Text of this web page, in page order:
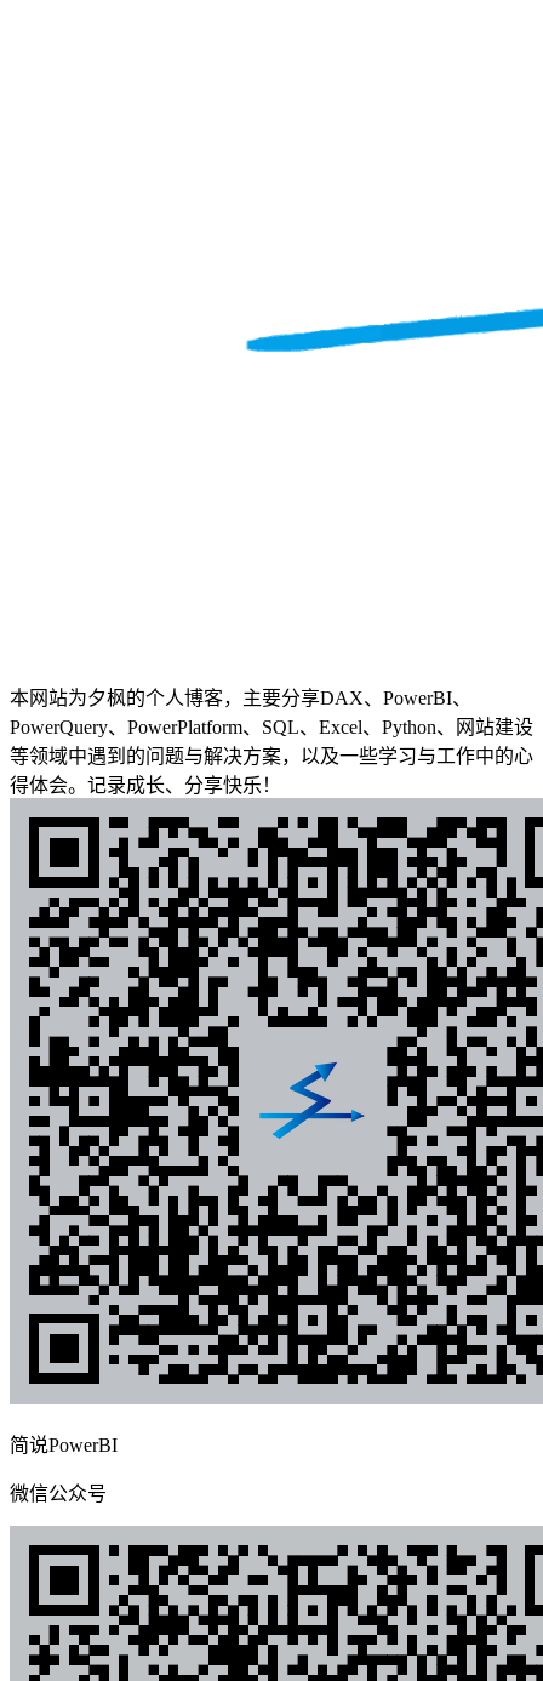
本网站为夕枫的个人博客，主要分享DAX、PowerBI、
PowerQuery、PowerPlatform、SQL、Excel、Python、网站建设
等领域中遇到的问题与解决方案，以及一些学习与工作中的心
得体会。记录成长、分享快乐！
简说PowerBI
微信公众号